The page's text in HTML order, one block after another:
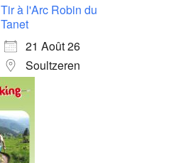
Tir à l'Arc Robin du
Tanet
21 Août 26
Soultzeren